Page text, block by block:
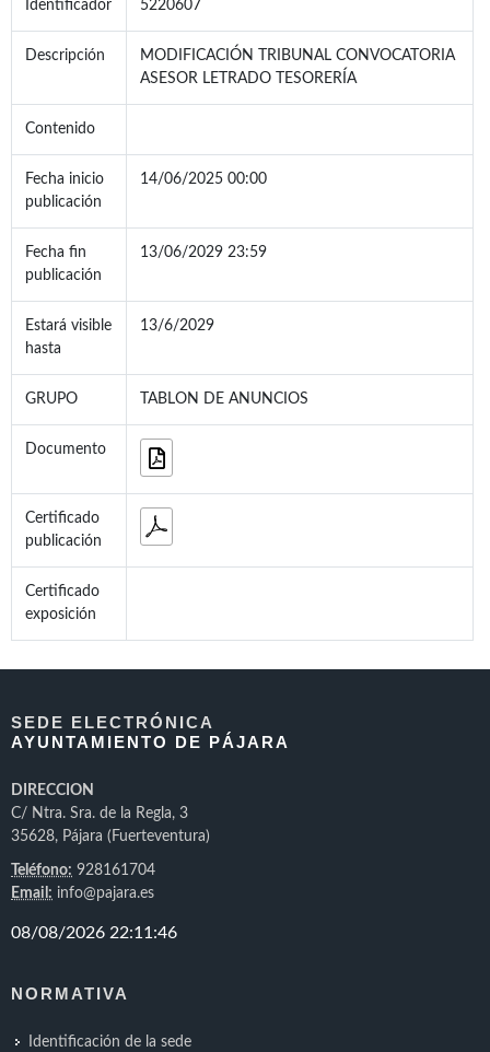
Identificador 5220607
Descripción
MODIFICACIÓN TRIBUNAL CONVOCATORIA
ASESOR LETRADO TESORERÍA
Contenido
Fecha inicio
publicación
14/06/2025 00:00
Fecha fin
publicación
13/06/2029 23:59
Estará visible
hasta
13/6/2029
GRUPO TABLON DE ANUNCIOS
Documento
Certificado
publicación
Certificado
exposición
SEDE ELECTRÓNICA
AYUNTAMIENTO DE PÁJARA
DIRECCION
C/ Ntra. Sra. de la Regla, 3
35628, Pájara (Fuerteventura)
Teléfono: 928161704
Email: info@pajara.es
NORMATIVA
Identificación de la sede